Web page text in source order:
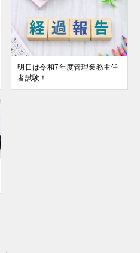
明日は令和7年度管理業務主任
者試験！